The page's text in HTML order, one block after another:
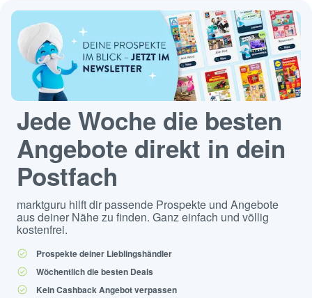
Jede Woche die besten
Angebote direkt in dein
Postfach
marktguru hilft dir passende Prospekte und Angebote
aus deiner Nähe zu finden. Ganz einfach und völlig
kostenfrei.
Prospekte deiner Lieblingshändler
Wöchentlich die besten Deals
Kein Cashback Angebot verpassen